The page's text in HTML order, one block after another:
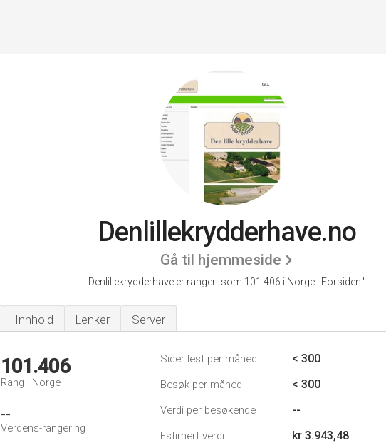
Denlillekrydderhave.no
Gå til hjemmeside
Denlillekrydderhave er rangert som 101.406 i Norge. 'Forsiden.'
Innhold Lenker Server
101.406
Rang i Norge
--
Verdens-rangering
Sider lest per måned < 300
Besøk per måned < 300
Verdi per besøkende --
Estimert verdi kr 3.943,48